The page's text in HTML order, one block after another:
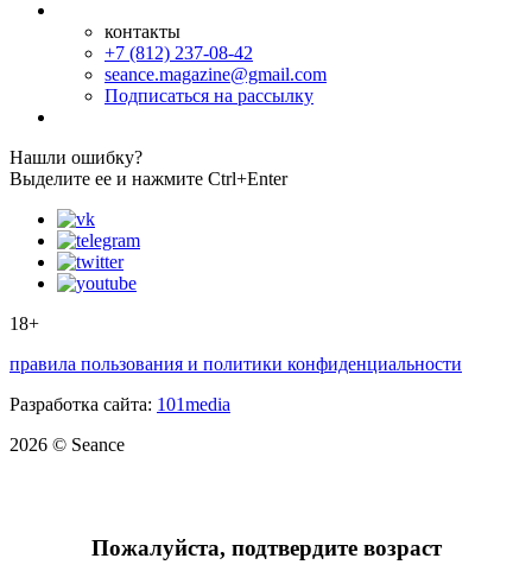
контакты
+7 (812) 237-08-42
seance.magazine@gmail.com
Подписаться на рассылку
Нашли ошибку?
Выделите ее и нажмите Ctrl+Enter
18+
правила пользования и политики конфиденциальности
Разработка сайта: 101media
2026 © Seance
Пожалуйста, подтвердите возраст